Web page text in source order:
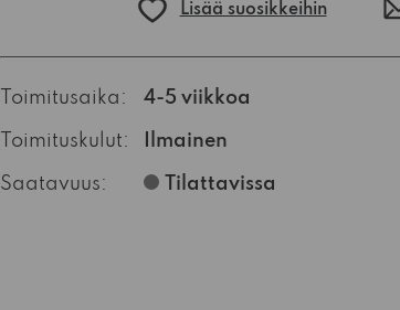
Lisää suosikkeihin
Toimitusaika: 4-5 viikkoa
Toimituskulut: Ilmainen
Saatavuus: Tilattavissa